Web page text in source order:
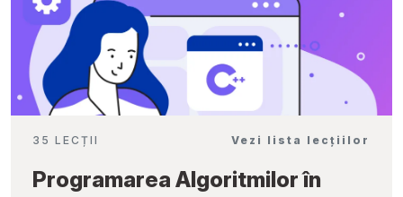
35 LECȚII Vezi lista lecțiilor
Programarea Algoritmilor în